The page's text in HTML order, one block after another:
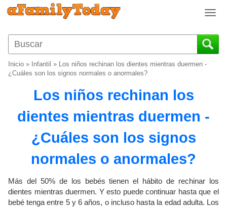
T
g
g
n
Inicio » Infantil » Los niños rechinan los dientes mientras duermen -
¿Cuáles son los signos normales o anormales?
Los niños rechinan los
dientes mientras duermen -
¿Cuáles son los signos
normales o anormales?
Más del 50% de los bebés tienen el hábito de rechinar los
dientes mientras duermen. Y esto puede continuar hasta que el
bebé tenga entre 5 y 6 años, o incluso hasta la edad adulta. Los